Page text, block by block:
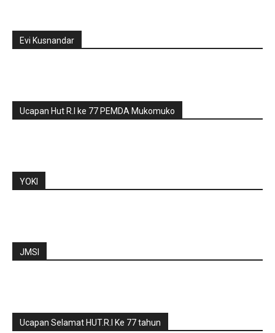
Evi Kusnandar
Ucapan Hut R.I ke 77 PEMDA Mukomuko
YOKI
JMSI
Ucapan Selamat HUT.R.I Ke 77 tahun